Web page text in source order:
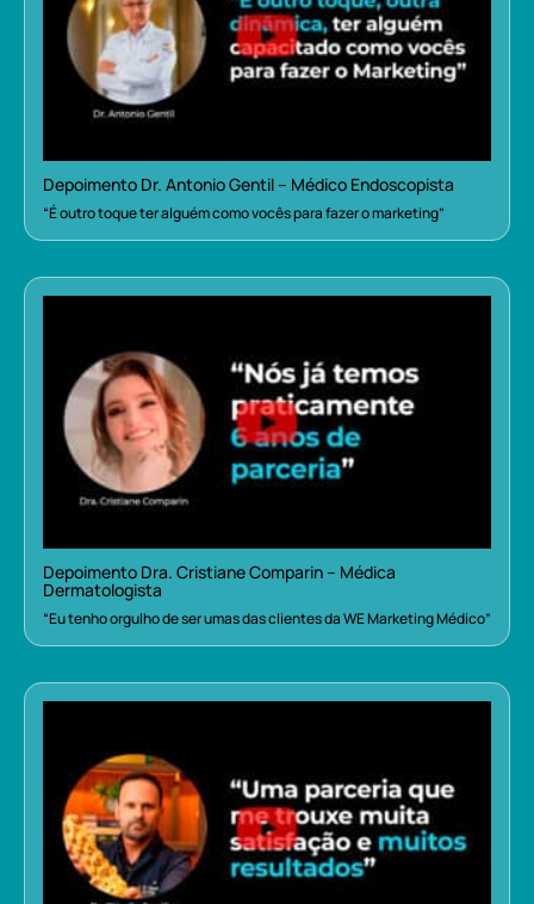
Depoimento Dr. Antonio Gentil – Médico Endoscopista
“É outro toque ter alguém como vocês para fazer o marketing”
Depoimento Dra. Cristiane Comparin – Médica
Dermatologista
“Eu tenho orgulho de ser umas das clientes da WE Marketing Médico”